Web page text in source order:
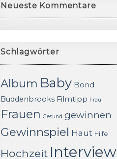
Neueste Kommentare
Schlagwörter
Album Baby Bond
Buddenbrooks Filmtipp Frau
Frauen Gesund gewinnen
Gewinnspiel Haut Hilfe
Hochzeit Interview